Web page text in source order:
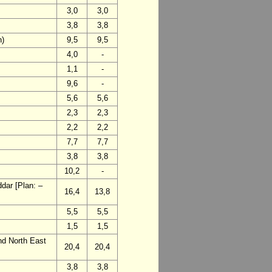
3,0
3,0
3,8
3,8
9,5
9,5
4,0
-
1,1
-
9,6
-
5,6
5,6
2,3
2,3
2,2
2,2
7,7
7,7
3,8
3,8
10,2
-
[Plan: –
16,4 13,8
5,5
5,5
1,5
1,5
North East
20,4 20,4
3,8 3,8